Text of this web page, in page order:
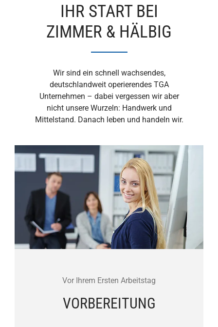
IHR START BEI
ZIMMER & HÄLBIG
Wir sind ein schnell wachsendes,
deutschlandweit operierendes TGA
Unternehmen – dabei vergessen wir aber
nicht unsere Wurzeln: Handwerk und
Mittelstand. Danach leben und handeln wir.
Vor Ihrem Ersten Arbeitstag
VORBEREITUNG